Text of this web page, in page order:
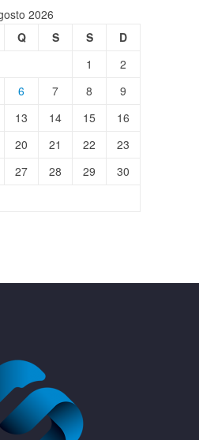
2026
Q S S
D
1
2
6 7 8
9
13 14 15
16
20 21 22
23
27 28 29
30